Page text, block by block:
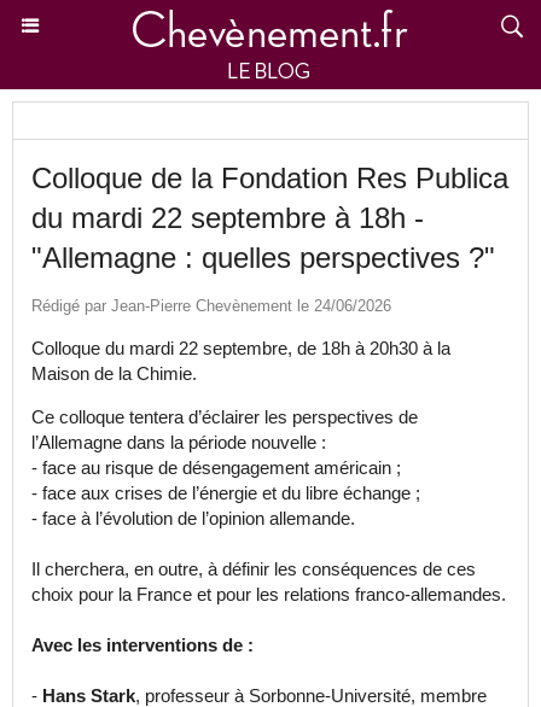
Colloque de la Fondation Res Publica
du mardi 22 septembre à 18h -
"Allemagne : quelles perspectives ?"
Rédigé par Jean-Pierre Chevènement le 24/06/2026
Colloque du mardi 22 septembre, de 18h à 20h30 à la
Maison de la Chimie.
Ce colloque tentera d’éclairer les perspectives de
l’Allemagne dans la période nouvelle :
- face au risque de désengagement américain ;
- face aux crises de l’énergie et du libre échange ;
- face à l’évolution de l’opinion allemande.
Il cherchera, en outre, à définir les conséquences de ces
choix pour la France et pour les relations franco-allemandes.
Avec les interventions de :
- Hans Stark, professeur à Sorbonne-Université, membre